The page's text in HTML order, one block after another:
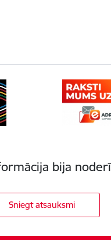
bija
Sniegt atsauksmi